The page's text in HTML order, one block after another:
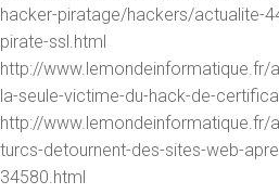
hacker-piratage/hackers/actualite-
pirate-ssl.html
http://www.lemondeinformatique.fr/
la-seule-victime-du-hack-de-
http://www.lemondeinformatique.fr/
turcs-detournent-des-sites-web-
34580.html